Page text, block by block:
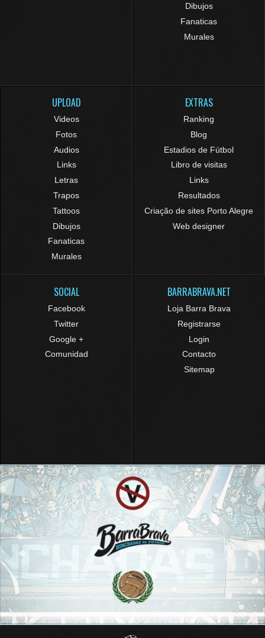
Dibujos
Fanaticas
Murales
UPLOAD
Videos
Fotos
Audios
Links
Letras
Trapos
Tattoos
Dibujos
Fanaticas
Murales
EXTRAS
Ranking
Blog
Estadios de Fútbol
Libro de visitas
Links
Resultados
Criação de sites Porto Alegre
Web designer
SOCIAL
Facebook
Twitter
Google +
Comunidad
BARRABRAVA.NET
Loja Barra Brava
Registrarse
Login
Contacto
Sitemap